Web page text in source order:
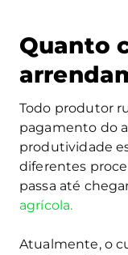
Quanto
Todo produtor
pagamento do
produtividade
diferentes
passa até
agrícola.
Atualmente, o